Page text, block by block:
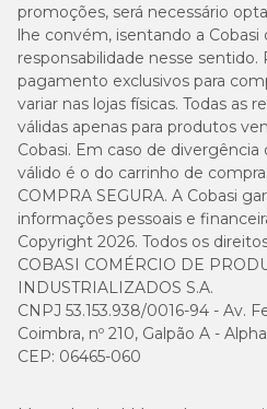
promoções, será necessário
lhe convém, isentando a Cobasi
responsabilidade nesse
pagamento exclusivos para
variar nas lojas físicas. Todas as
válidas apenas para produtos
Cobasi. Em caso de
válido é o do carrinho de
COMPRA SEGURA. A Cobasi
informações pessoais e
Copyright 2026. Todos os
COBASI COMÉRCIO DE
INDUSTRIALIZADOS S.A.
CNPJ 53.153.938/0016-94 - Av.
Coimbra, nº 210, Galpão A -
CEP: 06465-060